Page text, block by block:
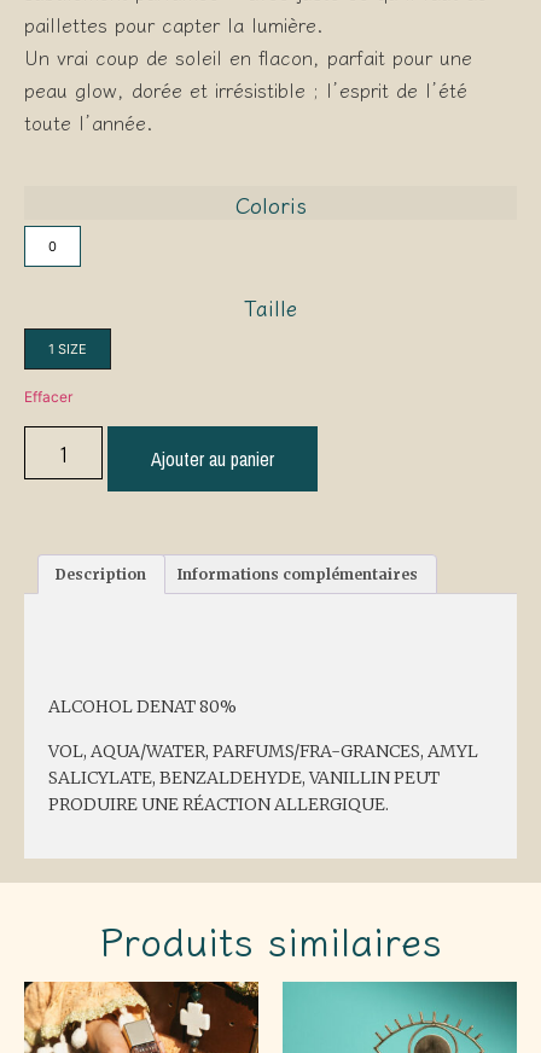
paillettes pour capter la lumière.
Un vrai coup de soleil en flacon, parfait pour une
peau glow, dorée et irrésistible ; l’esprit de l’été
toute l’année.
Coloris
0
Taille
1 SIZE
Effacer
Ajouter au panier
Description Informations complémentaires
ALCOHOL DENAT 80%
VOL, AQUA/WATER, PARFUMS/FRA-GRANCES, AMYL
SALICYLATE, BENZALDEHYDE, VANILLIN PEUT
PRODUIRE UNE RÉACTION ALLERGIQUE.
Produits similaires